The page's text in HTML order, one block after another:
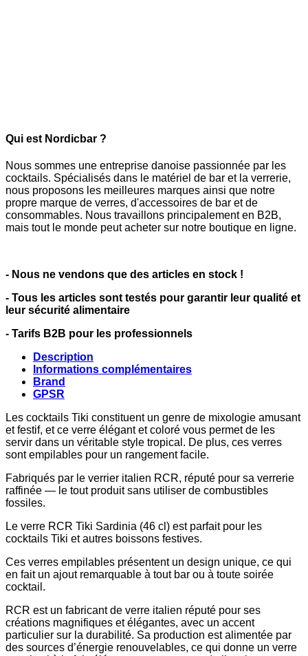
Qui est Nordicbar ?
Nous sommes une entreprise danoise passionnée par les
cocktails. Spécialisés dans le matériel de bar et la verrerie,
nous proposons les meilleures marques ainsi que notre
propre marque de verres, d'accessoires de bar et de
consommables. Nous travaillons principalement en B2B,
mais tout le monde peut acheter sur notre boutique en ligne.
- Nous ne vendons que des articles en stock !
- Tous les articles sont testés pour garantir leur qualité et
leur sécurité alimentaire
- Tarifs B2B pour les professionnels
Description
Informations complémentaires
Brand
GPSR
Les cocktails Tiki constituent un genre de mixologie amusant
et festif, et ce verre élégant et coloré vous permet de les
servir dans un véritable style tropical. De plus, ces verres
sont empilables pour un rangement facile.
Fabriqués par le verrier italien RCR, réputé pour sa verrerie
raffinée — le tout produit sans utiliser de combustibles
fossiles.
Le verre RCR Tiki Sardinia (46 cl) est parfait pour les
cocktails Tiki et autres boissons festives.
Ces verres empilables présentent un design unique, ce qui
en fait un ajout remarquable à tout bar ou à toute soirée
cocktail.
RCR est un fabricant de verre italien réputé pour ses
créations magnifiques et élégantes, avec un accent
particulier sur la durabilité. Sa production est alimentée par
des sources d’énergie renouvelables, ce qui donne un verre